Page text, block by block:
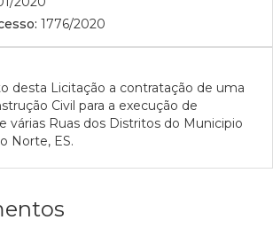
1776/2020
desta Licitação a contratação de uma
Civil para a execução de
várias Ruas dos Distritos do Municipio
Norte, ES.